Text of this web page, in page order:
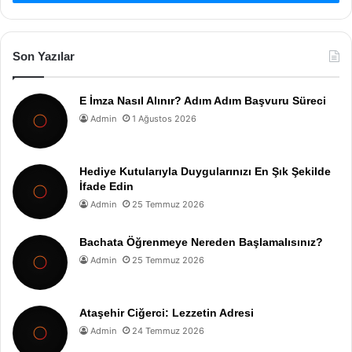
Son Yazılar
E İmza Nasıl Alınır? Adım Adım Başvuru Süreci
Admin 1 Ağustos 2026
Hediye Kutularıyla Duygularınızı En Şık Şekilde
İfade Edin
Admin 25 Temmuz 2026
Bachata Öğrenmeye Nereden Başlamalısınız?
Admin 25 Temmuz 2026
Ataşehir Ciğerci: Lezzetin Adresi
Admin 24 Temmuz 2026